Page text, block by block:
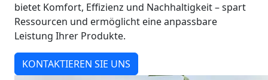
bietet Komfort, Effizienz und Nachhaltigkeit – spart
Ressourcen und ermöglicht eine anpassbare
Leistung Ihrer Produkte.
KONTAKTIEREN SIE UNS